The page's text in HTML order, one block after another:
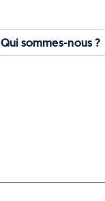
Qui sommes-nous ?